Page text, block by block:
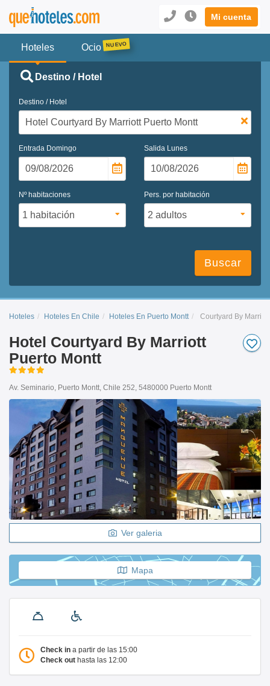
Mi cuenta
Hoteles Ocio
Destino / Hotel
Destino / Hotel
Entrada Domingo Salida Lunes
Nº habitaciones Pers. por habitación
Buscar
Hoteles Hoteles En Chile Hoteles En Puerto Montt Courtyard By
Hotel Courtyard By Marriott
Puerto Montt
Av. Seminario, Puerto Montt, Chile 252, 5480000 Puerto Montt
Ver galeria
Mapa
Check in a partir de las 15:00
Check out hasta las 12:00